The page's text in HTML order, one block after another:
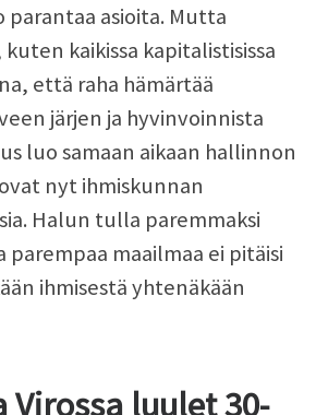
parantaa asioita. Mutta
kaikissa kapitalistisissa
että raha hämärtää
järjen ja hyvinvoinnista
luo samaan aikaan hallinnon
nyt ihmiskunnan
Halun tulla paremmaksi
parempaa maailmaa ei pitäisi
ihmisestä yhtenäkään
Virossa luulet 30-